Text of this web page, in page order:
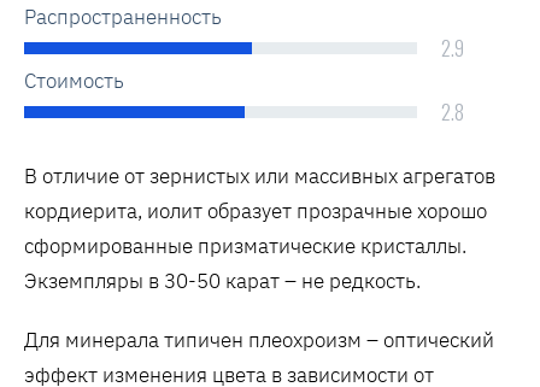
Распространенность
2.9
Стоимость
2.8
В отличие от зернистых или массивных агрегатов
кордиерита, иолит образует прозрачные хорошо
сформированные призматические кристаллы.
Экземпляры в 30-50 карат – не редкость.
Для минерала типичен плеохроизм – оптический
эффект изменения цвета в зависимости от